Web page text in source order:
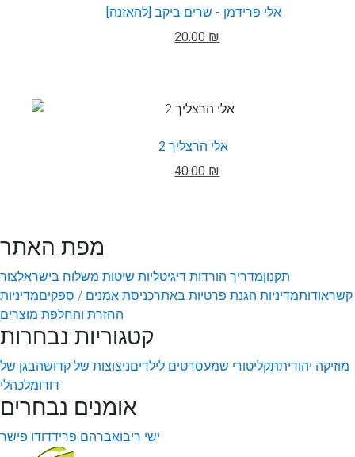
אלי פרידמן - שרים ביקב [להאזנה]
20.00 ₪
אלי הרצליך 2
40.00 ₪
מפת האתר
תקנוןמדריך הורדות דיגיטליות שיטות משלוח בישראלצור
קשראודותמדיניות הגנת פרטיות באתרכניסת אמנים / ספקיםמדיניות
החזרת והחלפת מוצרים
קטגוריות נבחרות
מוזיקה יהודיתתקליטורי שמעסרטים לילדיםניצוצות של קדושהבגן של
דודומלכהלי
אומנים נבחרים
ישי ריבואברהם פרידדודו פישר